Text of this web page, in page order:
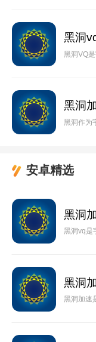
黑洞
黑洞VQ
黑洞
黑洞作为
安卓精选
黑洞
黑洞vq是
黑洞
黑洞加速